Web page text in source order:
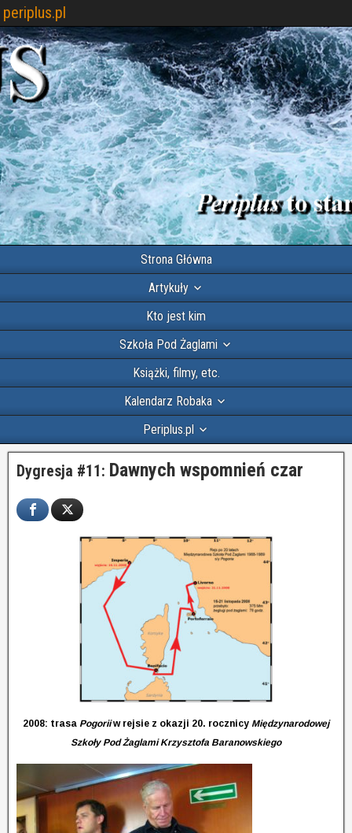
periplus.pl
Strona Główna
Artykuły
Kto jest kim
Szkoła Pod Żaglami
Książki, filmy, etc.
Kalendarz Robaka
Periplus.pl
Dygresja #11: Dawnych wspomnień czar
2008: trasa Pogoriiw rejsie z okazji 20. rocznicy Międzynarodowej
Szkoły Pod Żaglami Krzysztofa Baranowskiego